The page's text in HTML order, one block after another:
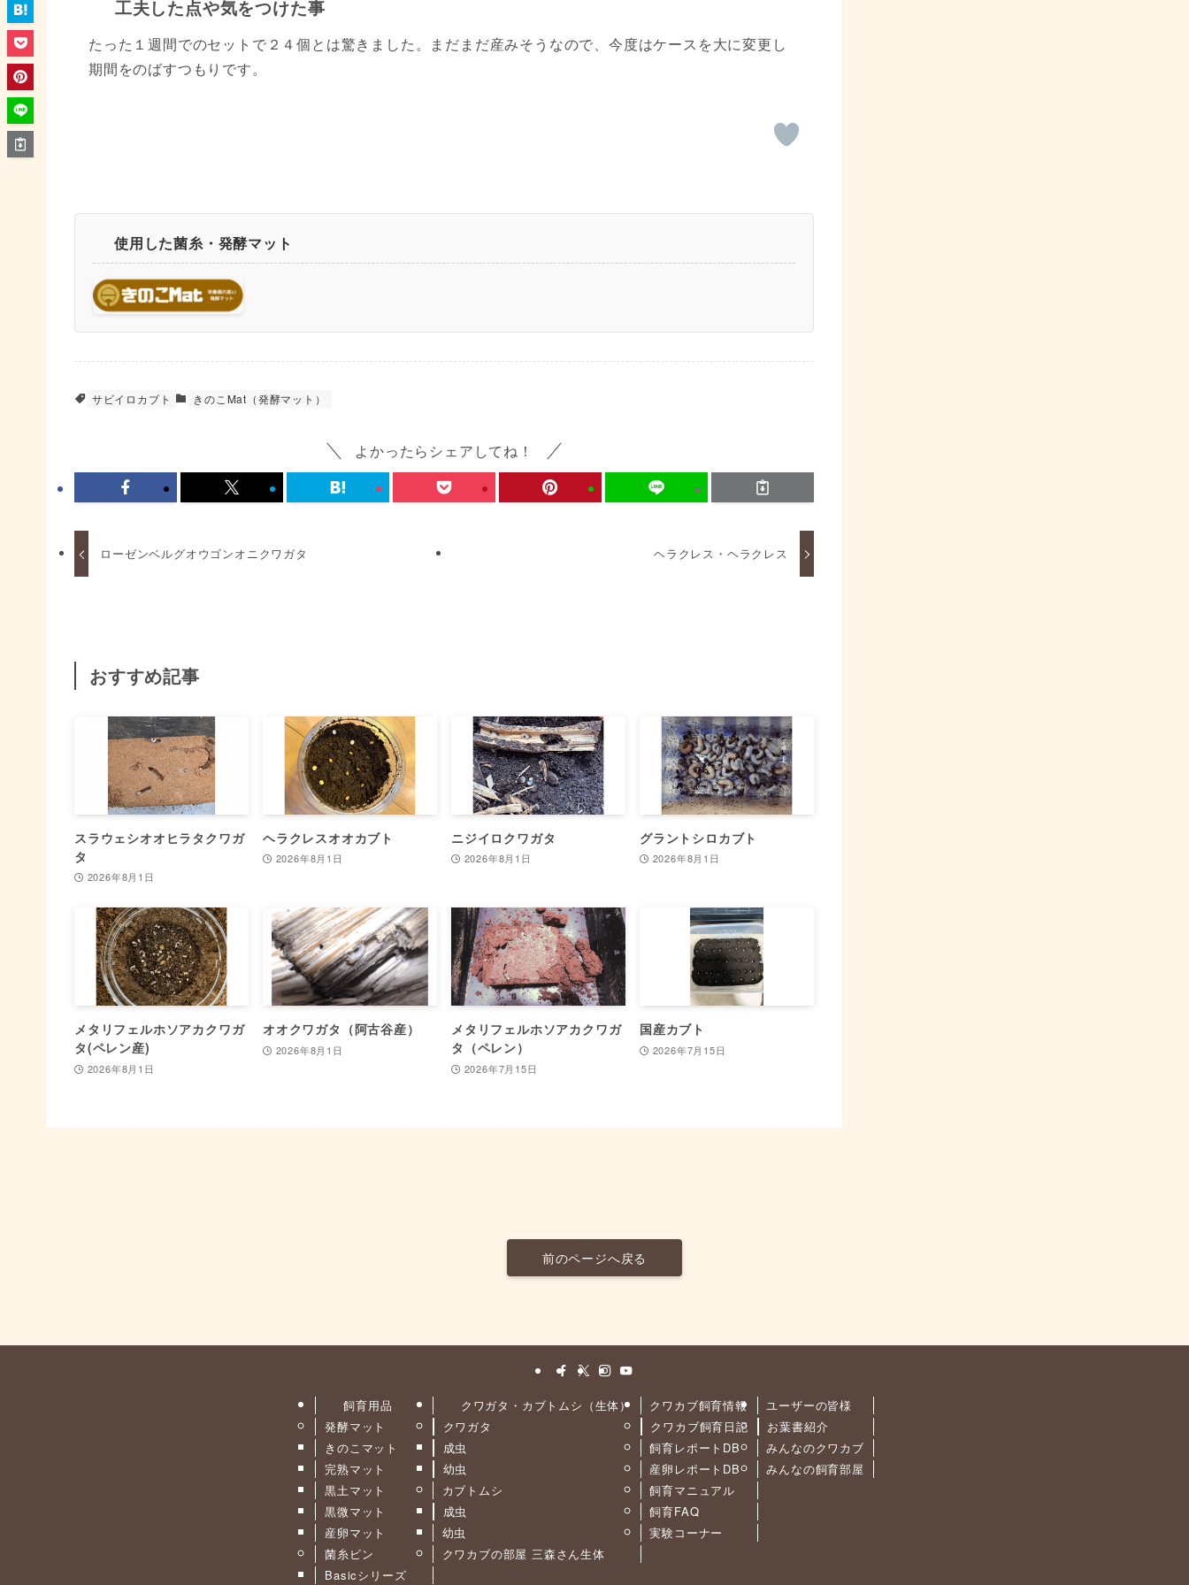
工夫した点や気をつけた事
たった１週間でのセットで２４個とは驚きました。まだまだ産みそうなので、今度はケースを大に変更し
期間をのばすつもりです。
使用した菌糸・発酵マット
サビイロカブト きのこMat（発酵マット）
よかったらシェアしてね！
ローゼンベルグオウゴンオニクワガタ ヘラクレス・ヘラクレス
おすすめ記事
スラウェシオオヒラタクワガ
タ
2026年8月1日
ヘラクレスオオカブト
2026年8月1日
ニジイロクワガタ
2026年8月1日
グラントシロカブト
2026年8月1日
メタリフェルホソアカクワガ
タ(ペレン産)
2026年8月1日
オオクワガタ（阿古谷産）
2026年8月1日
メタリフェルホソアカクワガ
タ（ペレン）
2026年7月15日
国産カブト
2026年7月15日
前のページへ戻る
飼育用品
発酵マット
きのこマット
完熟マット
黒土マット
黒微マット
産卵マット
菌糸ビン
Basicシリーズ
クワガタ・カブトムシ（生体）
クワガタ
成虫
幼虫
カブトムシ
成虫
幼虫
クワカブの部屋 三森さん生体
クワカブ飼育情報
クワカブ飼育日記
飼育レポートDB
産卵レポートDB
飼育マニュアル
飼育FAQ
実験コーナー
ユーザーの皆様
お葉書紹介
みんなのクワカブ
みんなの飼育部屋